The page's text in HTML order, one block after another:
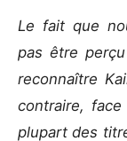
Le fait que
pas être
reconnaître
contraire,
plupart des